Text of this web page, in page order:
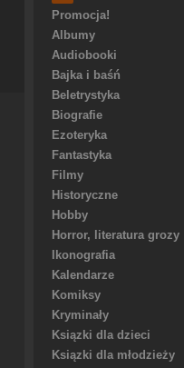
Promocja!
Albumy
Audiobooki
Bajka i baśń
Beletrystyka
Biografie
Ezoteryka
Fantastyka
Filmy
Historyczne
Hobby
Horror, literatura grozy
Ikonografia
Kalendarze
Komiksy
Kryminały
Ksiązki dla dzieci
Ksiązki dla młodzieży